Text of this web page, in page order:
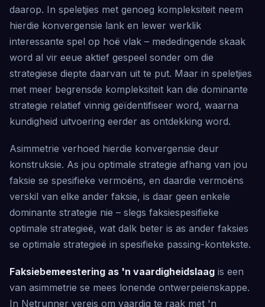
daarop. In speletjies met genoeg kompleksiteit neem
hierdie konvergensie lank en lewer werklik
interessante spel op hoë vlak – mededingende skaak
word al vir eeue aktief gespeel sonder om die
strategiese diepte daarvan uit te put. Maar in speletjies
met meer begrensde kompleksiteit kan die dominante
strategie relatief vinnig geïdentifiseer word, waarna
kundigheid uitvoering eerder as ontdekking word.
Asimmetrie verhoed hierdie konvergensie deur
konstruksie. As jou optimale strategie afhang van jou
faksie se spesifieke vermoëns, en daardie vermoëns
verskil van elke ander faksie, is daar geen enkele
dominante strategie nie – slegs faksiespesifieke
optimale strategieë, wat dalk beter is as ander faksies
se optimale strategieë in spesifieke passing-kontekste.
Faksiebemeestering as 'n vaardigheidslaag is een
van asimmetrie se mees lonende ontwerpeienskappe.
In Netrunner vereis om vaardig te raak met 'n